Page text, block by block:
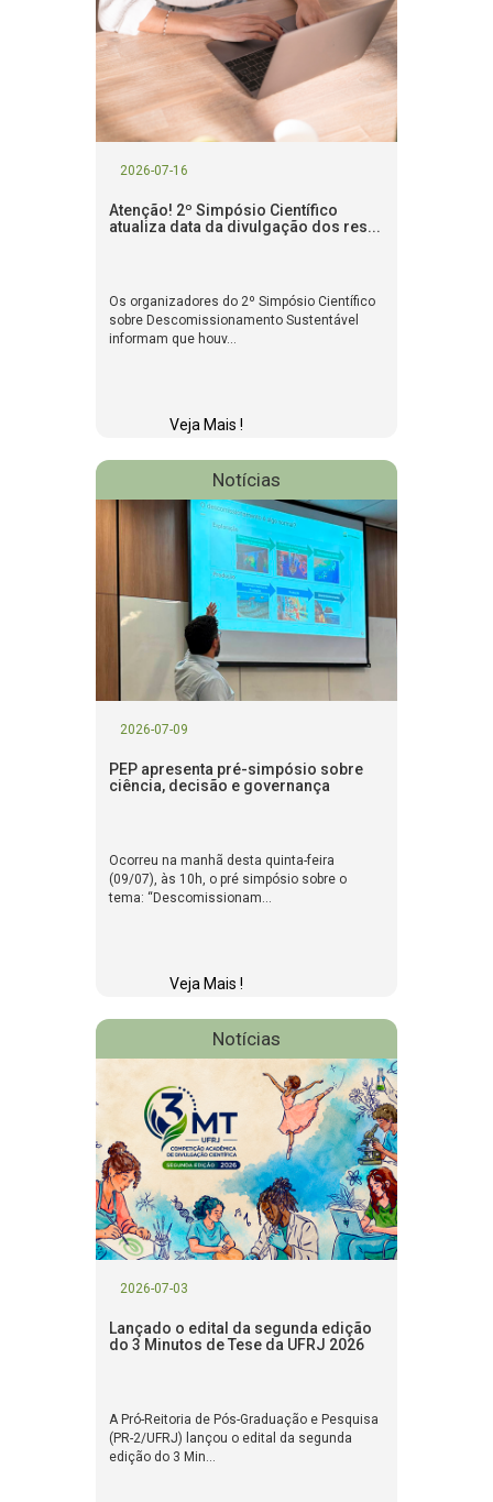
2026-07-16
Atenção! 2º Simpósio Científico
atualiza data da divulgação dos res...
Os organizadores do 2º Simpósio Científico
sobre Descomissionamento Sustentável
informam que houv...
Veja Mais !
Notícias
2026-07-09
PEP apresenta pré-simpósio sobre
ciência, decisão e governança
Ocorreu na manhã desta quinta-feira
(09/07), às 10h, o pré simpósio sobre o
tema: “Descomissionam...
Veja Mais !
Notícias
2026-07-03
Lançado o edital da segunda edição
do 3 Minutos de Tese da UFRJ 2026
A Pró-Reitoria de Pós-Graduação e Pesquisa
(PR-2/UFRJ) lançou o edital da segunda
edição do 3 Min...